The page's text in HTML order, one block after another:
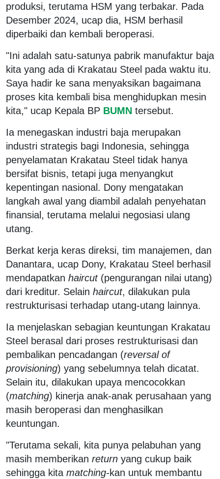
produksi, terutama HSM yang terbakar. Pada
Desember 2024, ucap dia, HSM berhasil
diperbaiki dan kembali beroperasi.
"Ini adalah satu-satunya pabrik manufaktur baja
kita yang ada di Krakatau Steel pada waktu itu.
Saya hadir ke sana menyaksikan bagaimana
proses kita kembali bisa menghidupkan mesin
kita," ucap Kepala BP BUMN tersebut.
Ia menegaskan industri baja merupakan
industri strategis bagi Indonesia, sehingga
penyelamatan Krakatau Steel tidak hanya
bersifat bisnis, tetapi juga menyangkut
kepentingan nasional. Dony mengatakan
langkah awal yang diambil adalah penyehatan
finansial, terutama melalui negosiasi ulang
utang.
Berkat kerja keras direksi, tim manajemen, dan
Danantara, ucap Dony, Krakatau Steel berhasil
mendapatkan haircut(pengurangan nilai utang)
dari kreditur. Selain haircut, dilakukan pula
restrukturisasi terhadap utang-utang lainnya.
Ia menjelaskan sebagian keuntungan Krakatau
Steel berasal dari proses restrukturisasi dan
pembalikan pencadangan (reversal of
provisioning) yang sebelumnya telah dicatat.
Selain itu, dilakukan upaya mencocokkan
(matching) kinerja anak-anak perusahaan yang
masih beroperasi dan menghasilkan
keuntungan.
"Terutama sekali, kita punya pelabuhan yang
masih memberikan return yang cukup baik
sehingga kita matching-kan untuk membantu